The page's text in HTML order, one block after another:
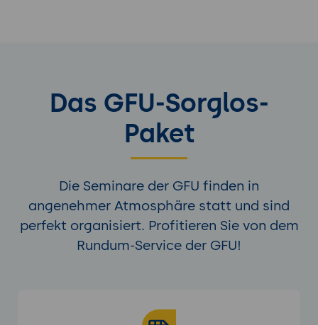
Das GFU-Sorglos-
Paket
Die Seminare der GFU finden in
angenehmer Atmosphäre statt und sind
perfekt organisiert. Profitieren Sie von dem
Rundum-Service der GFU!